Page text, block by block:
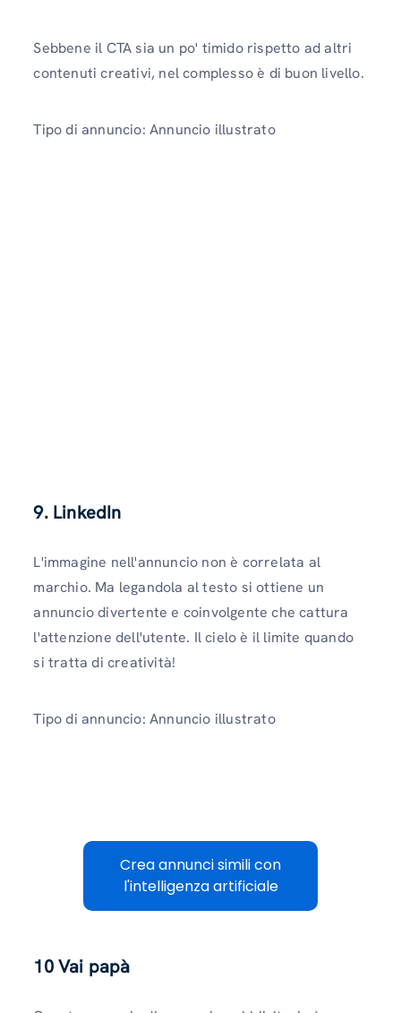
Sebbene il CTA sia un po' timido rispetto ad altri
contenuti creativi, nel complesso è di buon livello.
Tipo di annuncio: Annuncio illustrato
9. LinkedIn
L'immagine nell'annuncio non è correlata al
marchio. Ma legandola al testo si ottiene un
annuncio divertente e coinvolgente che cattura
l'attenzione dell'utente. Il cielo è il limite quando
si tratta di creatività!
Tipo di annuncio: Annuncio illustrato
Crea annunci simili con
l'intelligenza artificiale
10Vai papà